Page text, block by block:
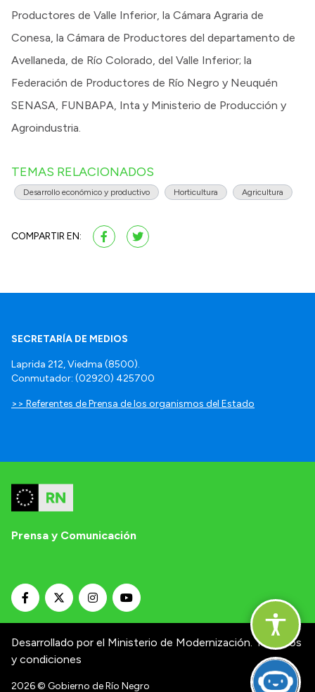
Productores de Valle Inferior, la Cámara Agraria de
Conesa, la Cámara de Productores del departamento de
Avellaneda, de Río Colorado, del Valle Inferior; la
Federación de Productores de Río Negro y Neuquén
SENASA, FUNBAPA, Inta y Ministerio de Producción y
Agroindustria.
TEMAS RELACIONADOS
Desarrollo económico y productivo Horticultura Agricultura
COMPARTIR EN:
SECRETARÍA DE MEDIOS
Laprida 212, Viedma (8500).
Conmutador: (02920) 425700
>> Referentes de Prensa de los organismos del Estado
Prensa y Comunicación
Desarrollado por el Ministerio de Modernización. Términos
y condiciones
2026© Gobierno de Río Negro